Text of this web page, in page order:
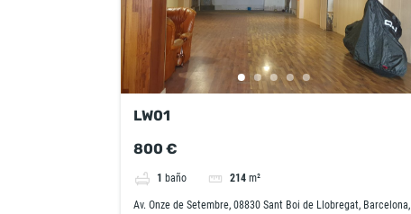
LW01
800 €
1 baño 214 m²
Av. Onze de Setembre, 08830 Sant Boi de Llobregat, Barcelona,